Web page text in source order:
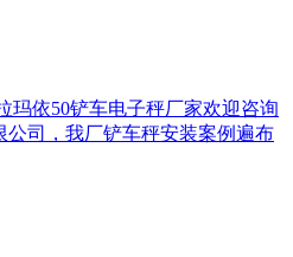
玛依50铲车电子秤厂家欢迎咨询
公司，我厂铲车秤安装案例遍布